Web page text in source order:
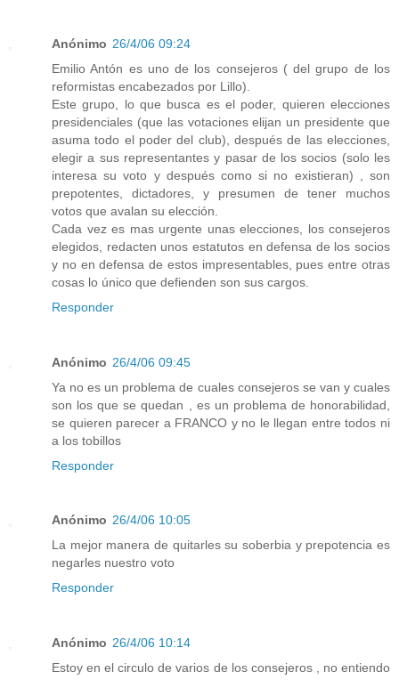
Anónimo 26/4/06 09:24
Emilio Antón es uno de los consejeros ( del grupo de los
reformistas encabezados por Lillo).
Este grupo, lo que busca es el poder, quieren elecciones
presidenciales (que las votaciones elijan un presidente que
asuma todo el poder del club), después de las elecciones,
elegir a sus representantes y pasar de los socios (solo les
interesa su voto y después como si no existieran) , son
prepotentes, dictadores, y presumen de tener muchos
votos que avalan su elección.
Cada vez es mas urgente unas elecciones, los consejeros
elegidos, redacten unos estatutos en defensa de los socios
y no en defensa de estos impresentables, pues entre otras
cosas lo único que defienden son sus cargos.
Responder
Anónimo 26/4/06 09:45
Ya no es un problema de cuales consejeros se van y cuales
son los que se quedan , es un problema de honorabilidad,
se quieren parecer a FRANCO y no le llegan entre todos ni
a los tobillos
Responder
Anónimo 26/4/06 10:05
La mejor manera de quitarles su soberbia y prepotencia es
negarles nuestro voto
Responder
Anónimo 26/4/06 10:14
Estoy en el circulo de varios de los consejeros , no entiendo